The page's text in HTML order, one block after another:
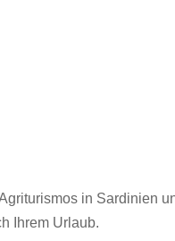
in Sardinien
Ihrem Urlaub.